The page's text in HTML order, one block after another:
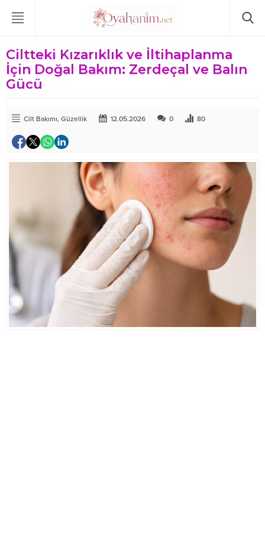
Ciltteki Kızarıklık ve İltihaplanma
İçin Doğal Bakım: Zerdeçal ve Balın
Gücü
Cilt Bakımı, Güzellik 12.05.2026 0 80